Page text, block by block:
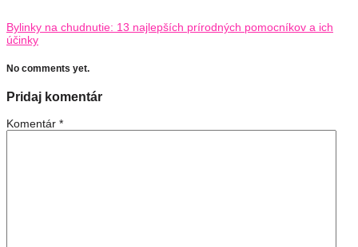
Bylinky na chudnutie: 13 najlepších prírodných pomocníkov a ich
účinky
No comments yet.
Pridaj komentár
Komentár *